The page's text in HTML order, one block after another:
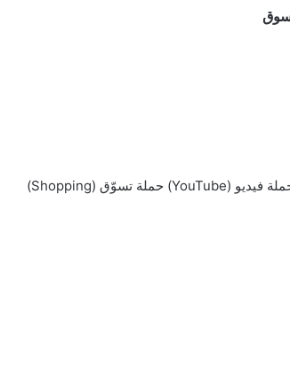
اختيار نوع الحملة: حملة بحث (Search) حملة عرض (Display) حملة فيديو (YouTube) حملة تسوّق (Shopping)